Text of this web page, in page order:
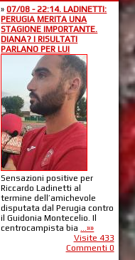
»07/08 - 22:14. LADINETTI:
PERUGIA MERITA UNA
STAGIONE IMPORTANTE.
DIANA? I RISULTATI
PARLANO PER LUI
Sensazioni positive per
Riccardo Ladinetti al
termine dell’amichevole
disputata dal Perugia contro
il Guidonia Montecelio. Il
centrocampista bia
...»»
Visite 433
Commenti 0